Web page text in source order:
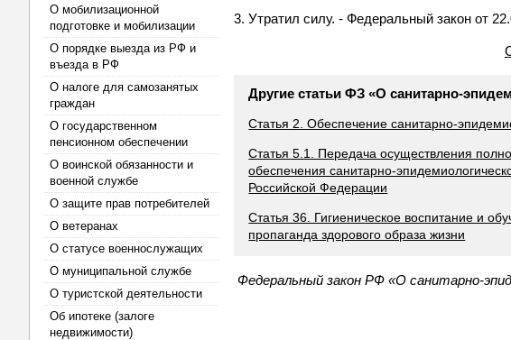
О мобилизационной
подготовке и мобилизации
О порядке выезда из РФ и
въезда в РФ
О налоге для самозанятых
граждан
О государственном
пенсионном обеспечении
О воинской обязанности и
военной службе
О защите прав потребителей
О ветеранах
О статусе военнослужащих
О муниципальной службе
О туристской деятельности
Об ипотеке (залоге
недвижимости)
3. Утратил силу. - Федеральный закон от
Другие статьи ФЗ «О санитарно-
Статья 2. Обеспечение санитарно-
Статья 5.1. Передача осуществления
обеспечения санитарно-
Российской Федерации
Статья 36. Гигиеническое воспитание и
пропаганда здорового образа жизни
Федеральный закон РФ «О санитарно-